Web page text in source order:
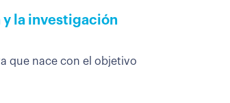
y la investigación
que nace con el objetivo